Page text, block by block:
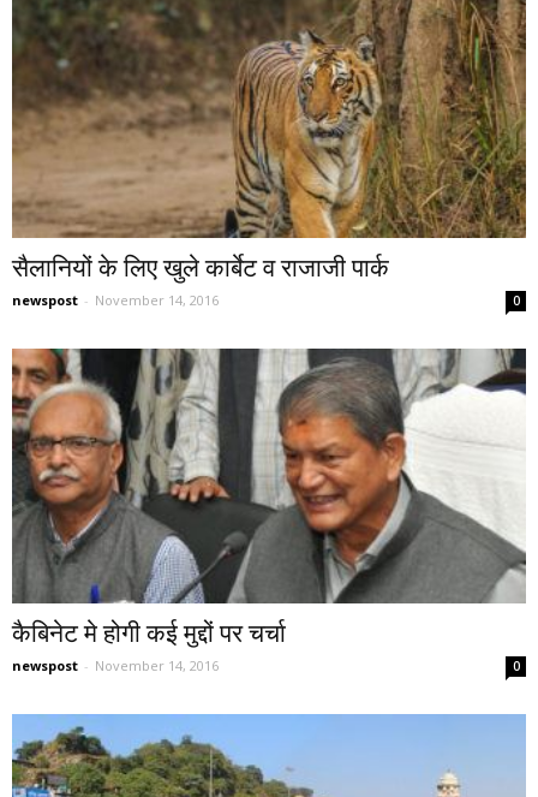
सैलानियों के लिए खुले कार्बेट व राजाजी पार्क
newspost - November 14, 2016 0
कैबिनेट मे होगी कई मुद्दों पर चर्चा
newspost - November 14, 2016 0